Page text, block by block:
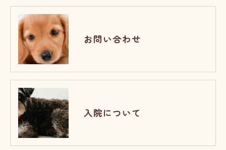
お問い合わせ
入院について